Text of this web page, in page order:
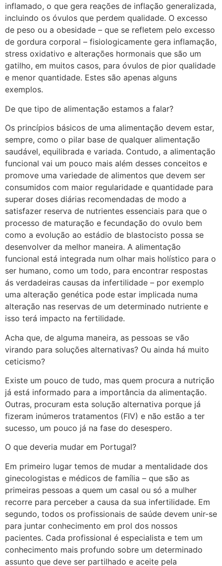
inflamado, o que gera reações de inflação generalizada,
incluindo os óvulos que perdem qualidade. O excesso
de peso ou a obesidade – que se refletem pelo excesso
de gordura corporal – fisiologicamente gera inflamação,
stress oxidativo e alterações hormonais que são um
gatilho, em muitos casos, para óvulos de pior qualidade
e menor quantidade. Estes são apenas alguns
exemplos.
De que tipo de alimentação estamos a falar?
Os princípios básicos de uma alimentação devem estar,
sempre, como o pilar base de qualquer alimentação
saudável, equilibrada e variada. Contudo, a alimentação
funcional vai um pouco mais além desses conceitos e
promove uma variedade de alimentos que devem ser
consumidos com maior regularidade e quantidade para
superar doses diárias recomendadas de modo a
satisfazer reserva de nutrientes essenciais para que o
processo de maturação e fecundação do ovulo bem
como a evolução ao estádio de blastocisto possa se
desenvolver da melhor maneira. A alimentação
funcional está integrada num olhar mais holístico para o
ser humano, como um todo, para encontrar respostas
ás verdadeiras causas da infertilidade – por exemplo
uma alteração genética pode estar implicada numa
alteração nas reservas de um determinado nutriente e
isso terá impacto na fertilidade.
Acha que, de alguma maneira, as pessoas se vão
virando para soluções alternativas? Ou ainda há muito
ceticismo?
Existe um pouco de tudo, mas quem procura a nutrição
já está informado para a importância da alimentação.
Outras, procuram esta solução alternativa porque já
fizeram inúmeros tratamentos (FIV) e não estão a ter
sucesso, um pouco já na fase do desespero.
O que deveria mudar em Portugal?
Em primeiro lugar temos de mudar a mentalidade dos
ginecologistas e médicos de família – que são as
primeiras pessoas a quem um casal ou só a mulher
recorre para perceber a causa da sua infertilidade. Em
segundo, todos os profissionais de saúde devem unir-se
para juntar conhecimento em prol dos nossos
pacientes. Cada profissional é especialista e tem um
conhecimento mais profundo sobre um determinado
assunto que deve ser partilhado e aceite pela